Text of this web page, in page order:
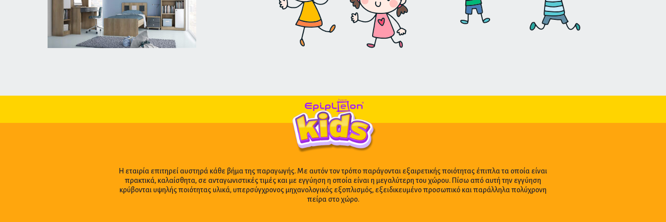
Η εταιρία επιτηρεί αυστηρά κάθε βήμα της παραγωγής. Με αυτόν τον τρόπο παράγονται εξαιρετικής ποιότητας έπιπλα τα οποία είναι
πρακτικά, καλαίσθητα, σε ανταγωνιστικές τιμές και με εγγύηση η οποία είναι η μεγαλύτερη του χώρου. Πίσω από αυτή την εγγύηση
κρύβονται υψηλής ποιότητας υλικά, υπερσύγχρονος μηχανολογικός εξοπλισμός, εξειδικευμένο προσωπικό και παράλληλα πολύχρονη
πείρα στο χώρο.